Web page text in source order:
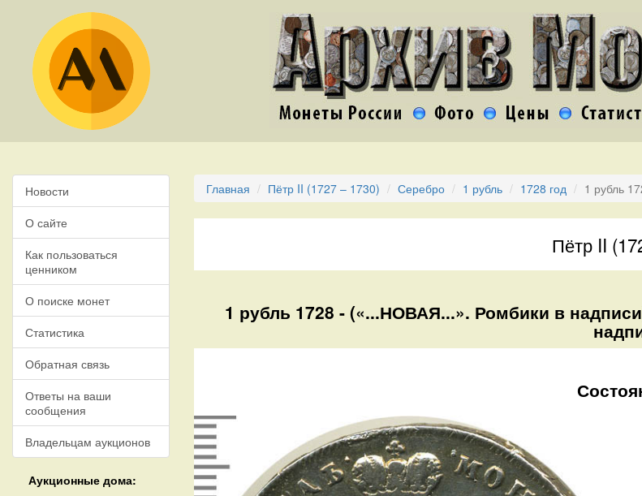
Новости
О сайте
Как пользоваться
ценником
О поиске монет
Статистика
Обратная связь
Ответы на ваши
сообщения
Владельцам аукционов
Аукционные дома:
Главная Пётр II (1727 – 1730) Серебро 1 рубль 1728 год 1 рубль
Пётр II
1 рубль 1728 - («...НОВАЯ...». Ромбики в